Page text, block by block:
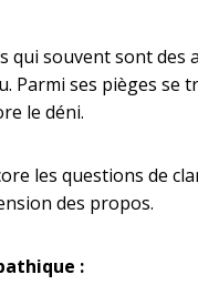
souvent sont des
ses pièges se
le déni.
les questions de
des propos.
: